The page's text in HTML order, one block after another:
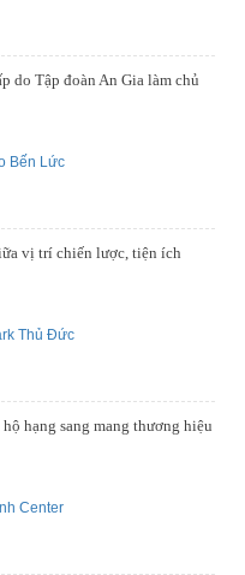
do Tập đoàn An Gia làm chủ
vị trí chiến lược, tiện ích
hạng sang mang thương hiệu